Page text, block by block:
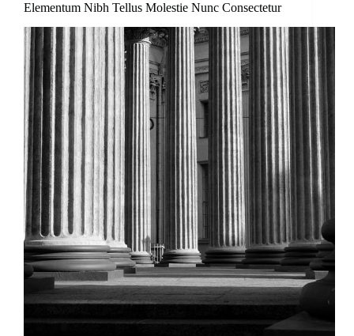
Elementum Nibh Tellus Molestie Nunc Consectetur